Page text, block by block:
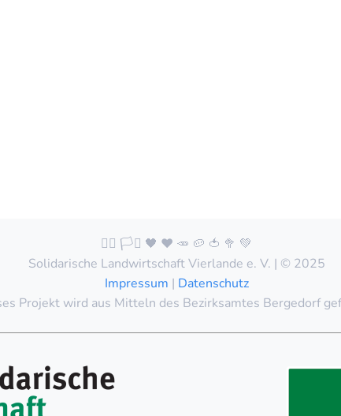
🏳️‍🌈 🏳️‍⚧️ 🖤 ❤️ 🥕 🥔 🍅 🥦 💚
Solidarische Landwirtschaft Vierlande e. V. | © 2025
Impressum | Datenschutz
Projekt wird aus Mitteln des Bezirksamtes Bergedorf